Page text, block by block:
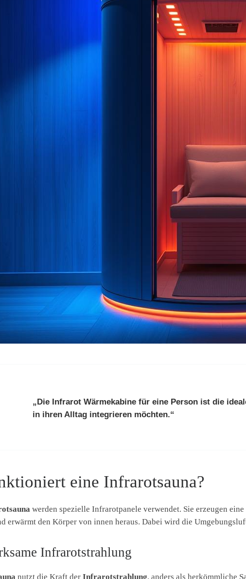
„Die Infrarot Wärmekabine für eine Personist die
in ihren Alltag integrieren möchten.“
eine Infrarotsauna?
werden spezielle Infrarotpanele verwendet. Sie erzeugen
erwärmt den Körper von innen heraus. Dabei wird die
Infrarotstrahlung
nutzt die Kraft der Infrarotstrahlung, anders als herkömmliche